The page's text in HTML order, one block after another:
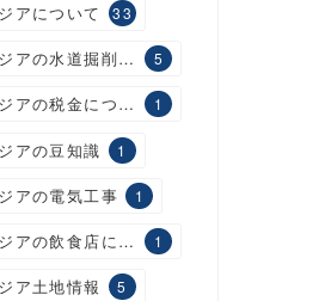
アについて 33
カンボジアの水道掘削工事 5
カンボジアの税金について 1
アの豆知識 1
アの電気工事 1
カンボジアの飲食店について 1
ア土地情報 5